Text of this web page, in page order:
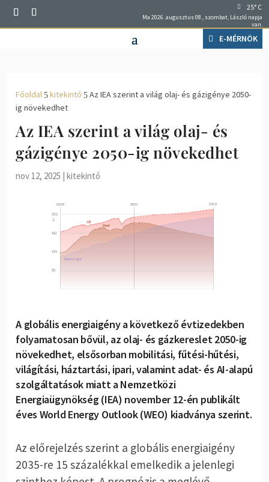
25° C
Ma 2026. augusztus 08., szombat, László napja
van.
E-MÉRNÖK
Főoldal 5 kitekintő 5 Az IEA szerint a világ olaj- és gázigénye 2050-
ig növekedhet
Az IEA szerint a világ olaj- és
gázigénye 2050-ig növekedhet
nov 12, 2025 |kitekintő
A globális energiaigény a következő évtizedekben
folyamatosan bővül, az olaj- és gázkereslet 2050-ig
növekedhet, elsősorban mobilitási, fűtési-hűtési,
világítási, háztartási, ipari, valamint adat- és AI-alapú
szolgáltatások miatt a Nemzetközi
Energiaügynökség (IEA) november 12-én publikált
éves World Energy Outlook (WEO) kiadványa szerint.
Az előrejelzés szerint a globális energiaigény
2035-re 15 százalékkal emelkedik a jelenlegi